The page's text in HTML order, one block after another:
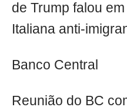
de Trump falou
Italiana anti-
Banco Central
Reunião do BC